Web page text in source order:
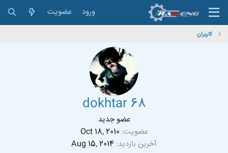
ورود عضویت
کاربران
dokhtar 68
عضو جدید
عضویت Oct 18, 2010
آخرین بازدید Aug 15, 2014